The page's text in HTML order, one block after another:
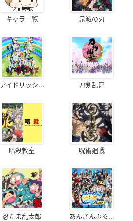
キャラ一覧 鬼滅の刃
アイドリッシ... 刀剣乱舞
暗殺教室 呪術廻戦
忍たま乱太郎 あんさんぶる...